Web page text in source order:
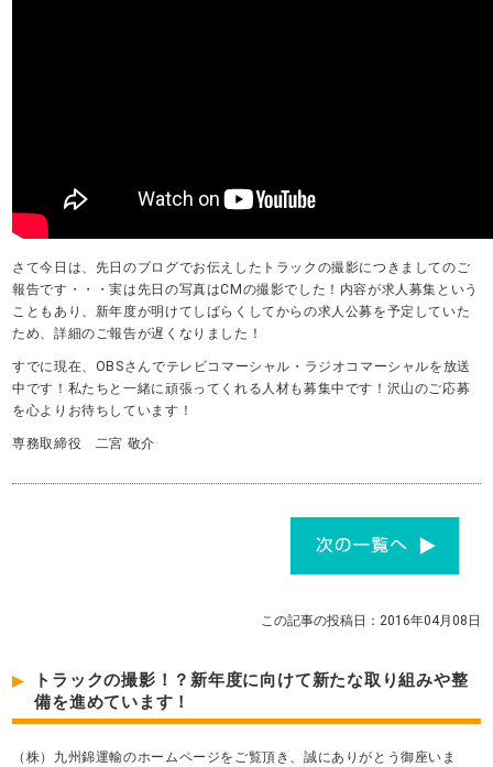
さて今日は、先日のブログでお伝えしたトラックの撮影につきましてのご
報告です・・・実は先日の写真はCMの撮影でした！内容が求人募集という
こともあり、新年度が明けてしばらくしてからの求人公募を予定していた
ため、詳細のご報告が遅くなりました！
すでに現在、OBSさんでテレビコマーシャル・ラジオコマーシャルを放送
中です！私たちと一緒に頑張ってくれる人材も募集中です！沢山のご応募
を心よりお待ちしています！
専務取締役 二宮 敬介
この記事の投稿日：2016年04月08日
トラックの撮影！？新年度に向けて新たな取り組みや整
備を進めています！
（株）九州錦運輸のホームページをご覧頂き、誠にありがとう御座いま